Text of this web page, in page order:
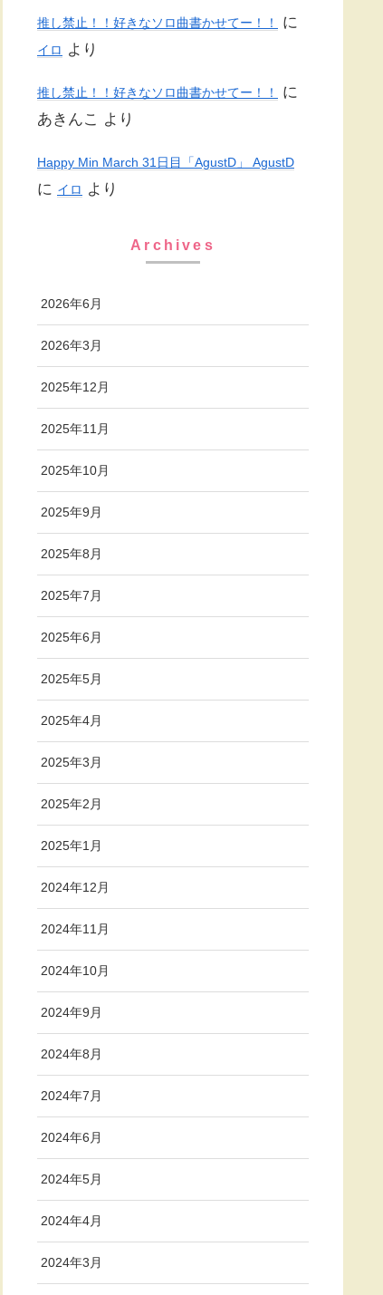
推し禁止！！好きなソロ曲書かせてー！！ に
イロ より
推し禁止！！好きなソロ曲書かせてー！！
に
あきんこ より
Happy Min March 31日目「AgustD」 AgustD
に イロ より
Archives
2026年6月
2026年3月
2025年12月
2025年11月
2025年10月
2025年9月
2025年8月
2025年7月
2025年6月
2025年5月
2025年4月
2025年3月
2025年2月
2025年1月
2024年12月
2024年11月
2024年10月
2024年9月
2024年8月
2024年7月
2024年6月
2024年5月
2024年4月
2024年3月